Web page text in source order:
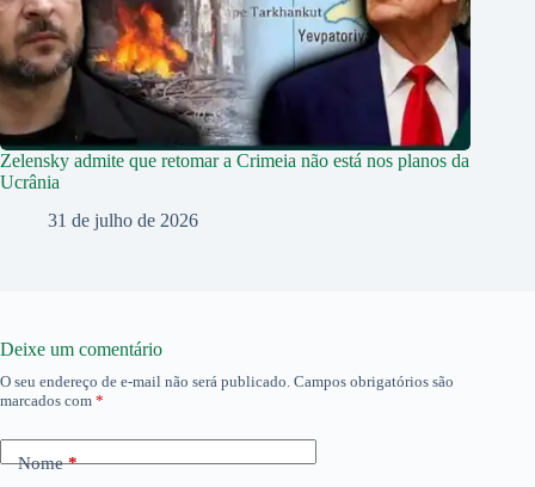
Zelensky admite que retomar a Crimeia não está nos planos da
Ucrânia
31 de julho de 2026
Deixe um comentário
O seu endereço de e-mail não será publicado. Campos obrigatórios são
marcados com *
Nome*